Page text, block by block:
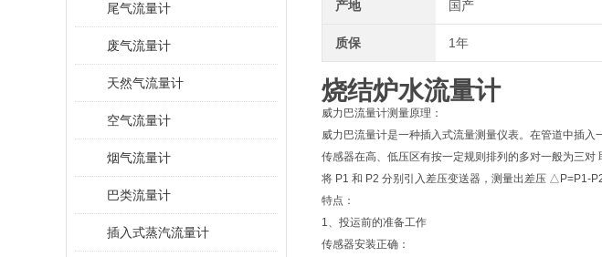
尾气流量计
废气流量计
天然气流量计
空气流量计
烟气流量计
巴类流量计
插入式蒸汽流量计
产地 国产
质保 1年
烧结炉水流量计
威力巴流量计测量原理：
威力巴流量计是一种插入式流量测量仪表。在管道中插
传感器在高、低压区有按一定规则排列的多对一般为三对
将 P1 和 P2 分别引入差压变送器，测量出差压 △P=P1-
特点：
1、投运前的准备工作
传感器安装正确：